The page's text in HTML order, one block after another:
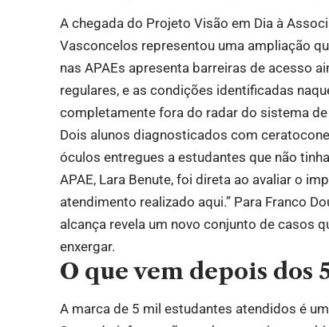
A chegada do Projeto Visão em Dia à
Vasconcelos representou uma ampliação
nas APAEs apresenta barreiras de acesso
regulares, e as condições identificadas
completamente fora do radar do sistema de
Dois alunos diagnosticados com
óculos entregues a estudantes que não
APAE, Lara Benute, foi direta ao avaliar o
atendimento realizado aqui.” Para Franco
alcança revela um novo conjunto de casos
enxergar.
O que vem depois dos
A marca de 5 mil estudantes atendidos é